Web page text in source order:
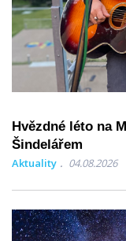
Hvězdné léto na
Šindelářem
Aktuality 04.08.2026